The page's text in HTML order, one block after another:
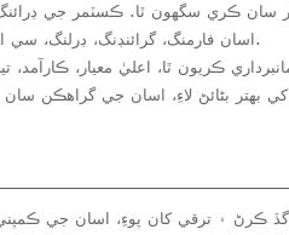
سان ڪري سگهون ٿا. ڪسٽمر جي
اسان فارمنگ، گرائنڊنگ، ڊرلنگ، سي اين سي پروسيسنگ ون اسٽاپ سروس پيش ڪندا آهيون.
ڪريون ٿا، اعليٰ معيار،